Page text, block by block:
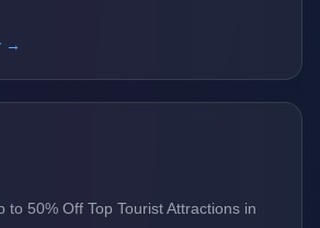
→
to 50% Off Top Tourist Attractions in